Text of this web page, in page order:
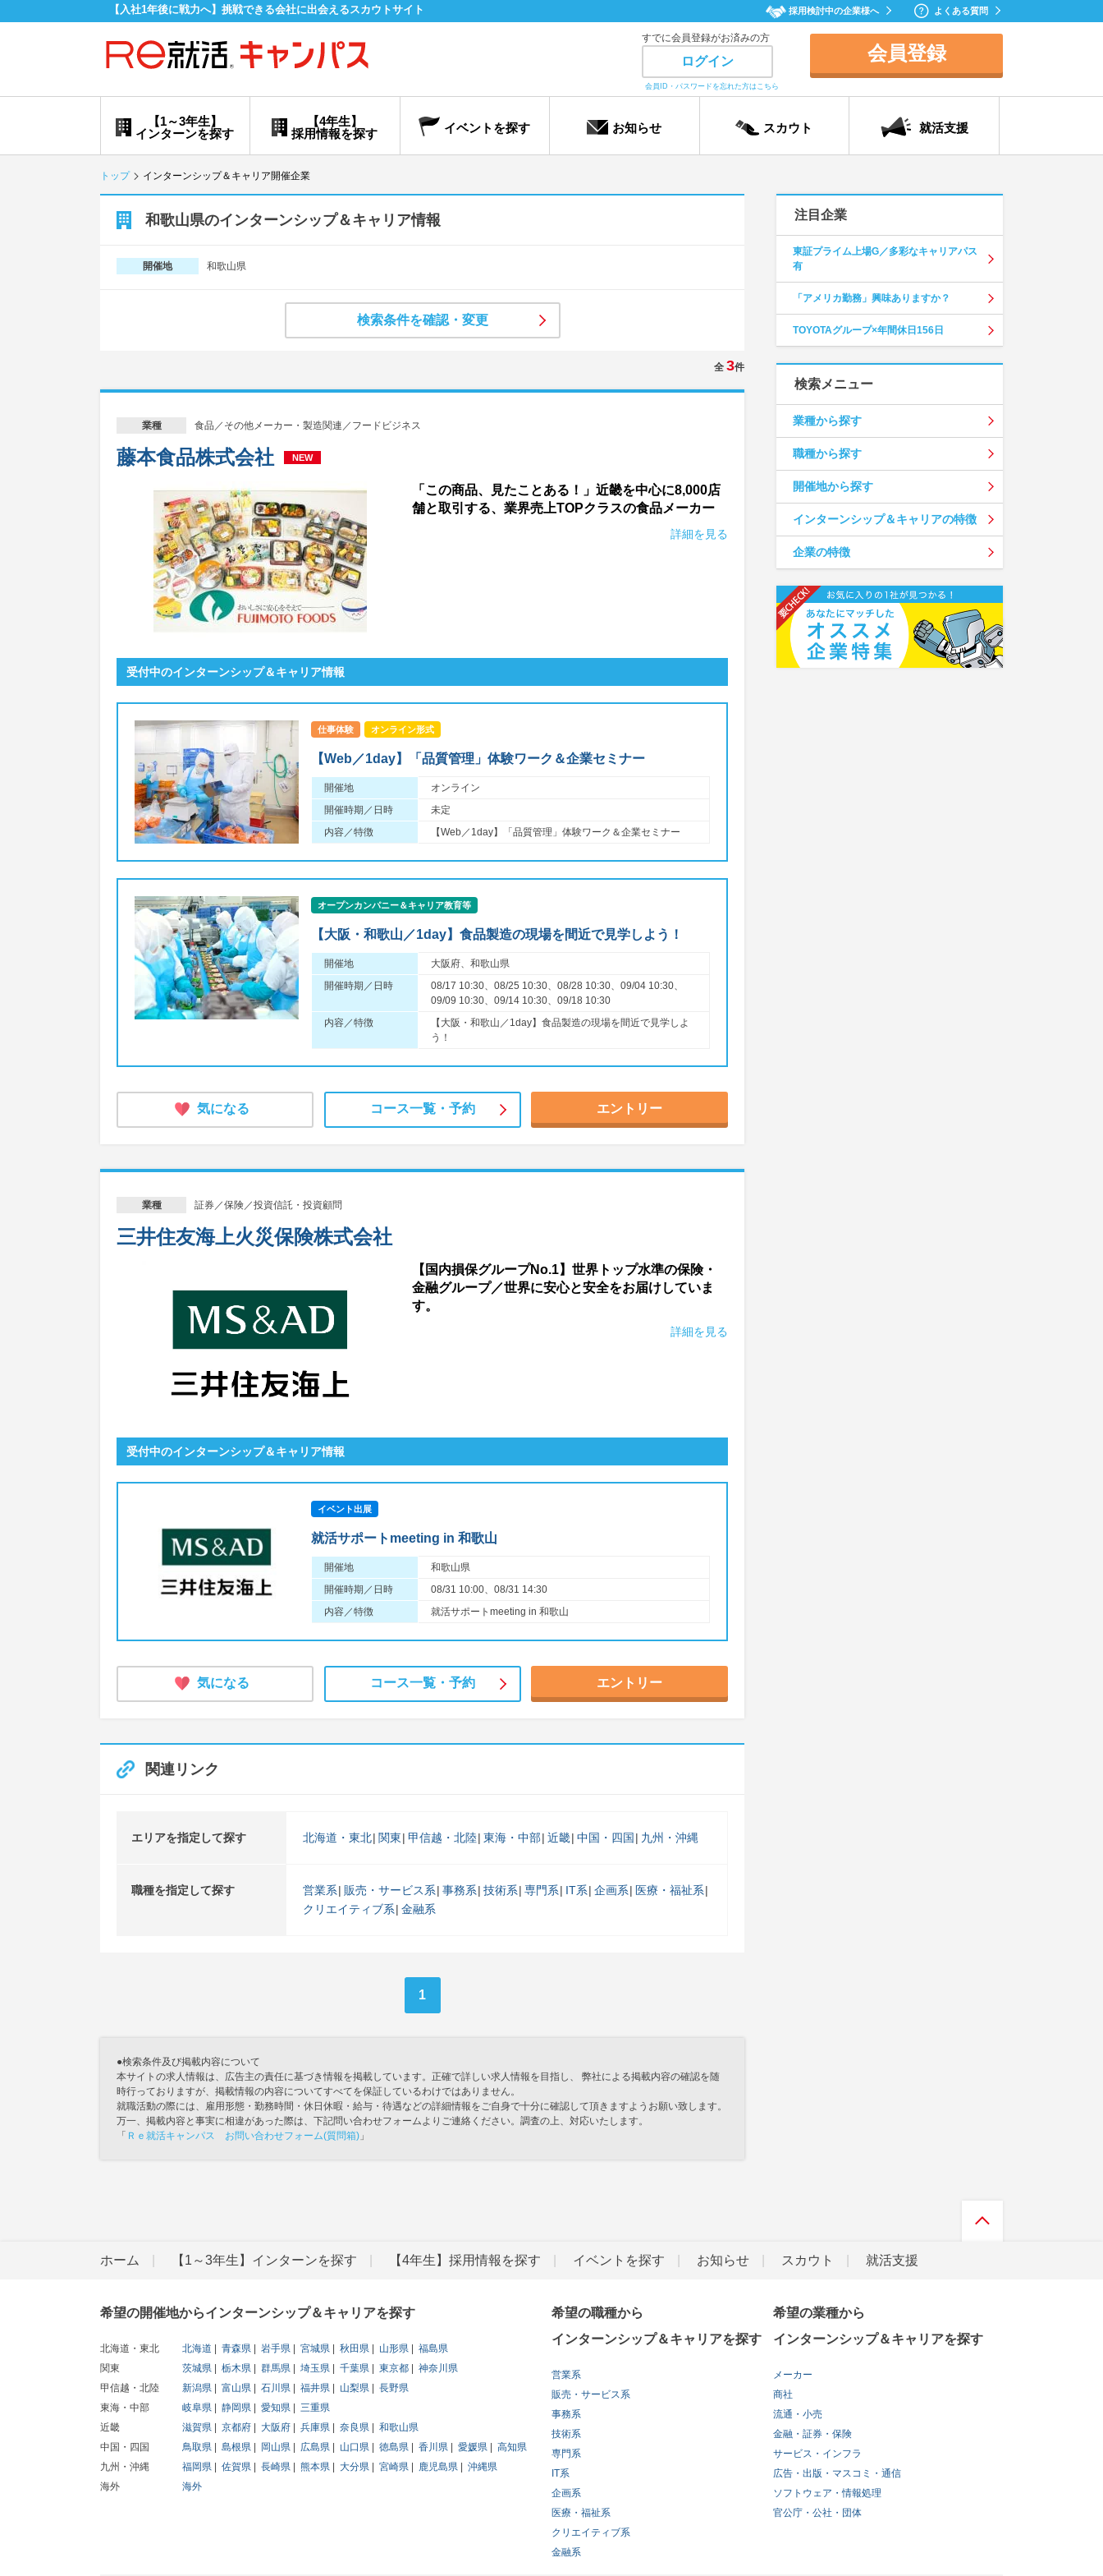
【入社1年後に戦力へ】挑戦できる会社に出会えるスカウトサイト 採用検討中の企業様へ よくある質問
すでに会員登録がお済みの方
ログイン
会員ID・パスワードを忘れた方はこちら
会員登録
【4年生】
採用情報を探す
【1～3年生】
インターンを探す
イベントを探す お知らせ スカウト 就活支援
トップ インターンシップ＆キャリア開催企業
和歌山県のインターンシップ＆キャリア情報
開催地 和歌山県
検索条件を確認・変更
全 3件
業種 食品／その他メーカー・製造関連／フードビジネス
藤本食品株式会社 NEW
「この商品、見たことある！」近畿を中心に8,000店
舗と取引する、業界売上TOPクラスの食品メーカー
詳細を見る
受付中のインターンシップ＆キャリア情報
仕事体験 オンライン形式
【Web／1day】「品質管理」体験ワーク＆企業セミナー
開催地
オンライン
開催時期／日時
未定
内容／特徴
【Web／1day】「品質管理」体験ワーク＆企業セミナー
オープンカンパニー＆キャリア教育等
【大阪・和歌山／1day】食品製造の現場を間近で見学しよう！
開催地
大阪府、和歌山県
開催時期／日時
08/17 10:30、08/25 10:30、08/28 10:30、09/04 10:30、
09/09 10:30、09/14 10:30、09/18 10:30
内容／特徴
【大阪・和歌山／1day】食品製造の現場を間近で見学しよ
う！
気になる コース一覧・ 予約 エントリー
業種 証券／保険／投資信託・投資顧問
三井住友海上火災保険株式会社
【国内損保グループNo.1】世界トップ水準の保険・
金融グループ／世界に安心と安全をお届けしていま
す。
詳細を見る
受付中のインターンシップ＆キャリア情報
イベント出展
就活サポートmeeting in 和歌山
開催地
和歌山県
開催時期／日時
08/31 10:00、08/31 14:30
内容／特徴
就活サポートmeeting in 和歌山
気になる コース一覧・ 予約 エントリー
関連リンク
エリアを指定して探す 北海道・東北 関東 甲信越・北陸 東海・中部 近畿 中国・四国 九州・沖縄
職種を指定して探す 営業系 販売・サービス系 事務系 技術系 専門系 IT系 企画系 医療・福祉系
クリエイティブ系 金融系
1
●検索条件及び掲載内容について
本サイトの求人情報は、広告主の責任に基づき情報を掲載しています。正確で詳しい求人情報を目指し、 弊社による掲載内容の確認を随
時行っておりますが、掲載情報の内容についてすべてを保証しているわけではありません。
就職活動の際には、雇用形態・勤務時間・休日休暇・給与・待遇などの詳細情報をご自身で十分に確認して頂きますようお願い致します。
万一、掲載内容と事実に相違があった際は、下記問い合わせフォームよりご連絡ください。調査の上、対応いたします。
「 Ｒｅ就活キャンパス お問い合わせフォーム(質問箱) 」
注目企業
東証プライム上場G／多彩なキャリアパス
有
「アメリカ勤務」興味ありますか？
TOYOTAグループ×年間休日156日
検索メニュー
業種から探す
職種から探す
開催地から探す
インターンシップ＆キャリアの特徴
企業の特徴
ホーム 【1～3年生】インターンを探す 【4年生】採用情報を探す イベントを探す お知らせ スカウト 就活支援
希望の開催地からインターンシップ＆キャリアを探す
北海道・東北 北海道 青森県 岩手県 宮城県 秋田県 山形県
福島県
関東
茨城県 栃木県 群馬県 埼玉県 千葉県 東京都
神奈川県
甲信越・北陸
新潟県 富山県 石川県 福井県 山梨県
長野県
東海・中部
岐阜県 静岡県 愛知県
三重県
近畿
滋賀県 京都府 大阪府 兵庫県 奈良県
和歌山県
中国・四国
鳥取県 島根県 岡山県 広島県 山口県 徳島県 香川県 愛媛県
高知県
九州・沖縄
福岡県 佐賀県 長崎県 熊本県 大分県 宮崎県 鹿児島県
沖縄県
海外
海外
希望の職種から
インターンシップ＆キャリアを探す
営業系
販売・サービス系
事務系
技術系
専門系
IT系
企画系
医療・福祉系
クリエイティブ系
金融系
希望の業種から
インターンシップ＆キャリアを探す
メーカー
商社
流通・小売
金融・証券・保険
サービス・インフラ
広告・出版・マスコミ・通信
ソフトウェア・情報処理
官公庁・公社・団体